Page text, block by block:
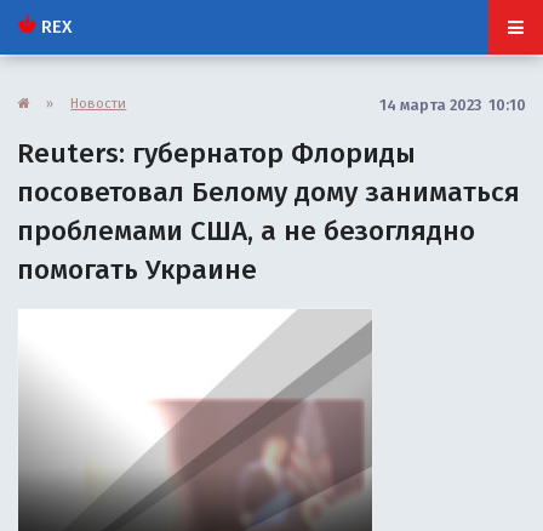
REX
» Новости 14 марта 2023 10:10
Reuters: губернатор Флориды
посоветовал Белому дому заниматься
проблемами США, а не безоглядно
помогать Украине